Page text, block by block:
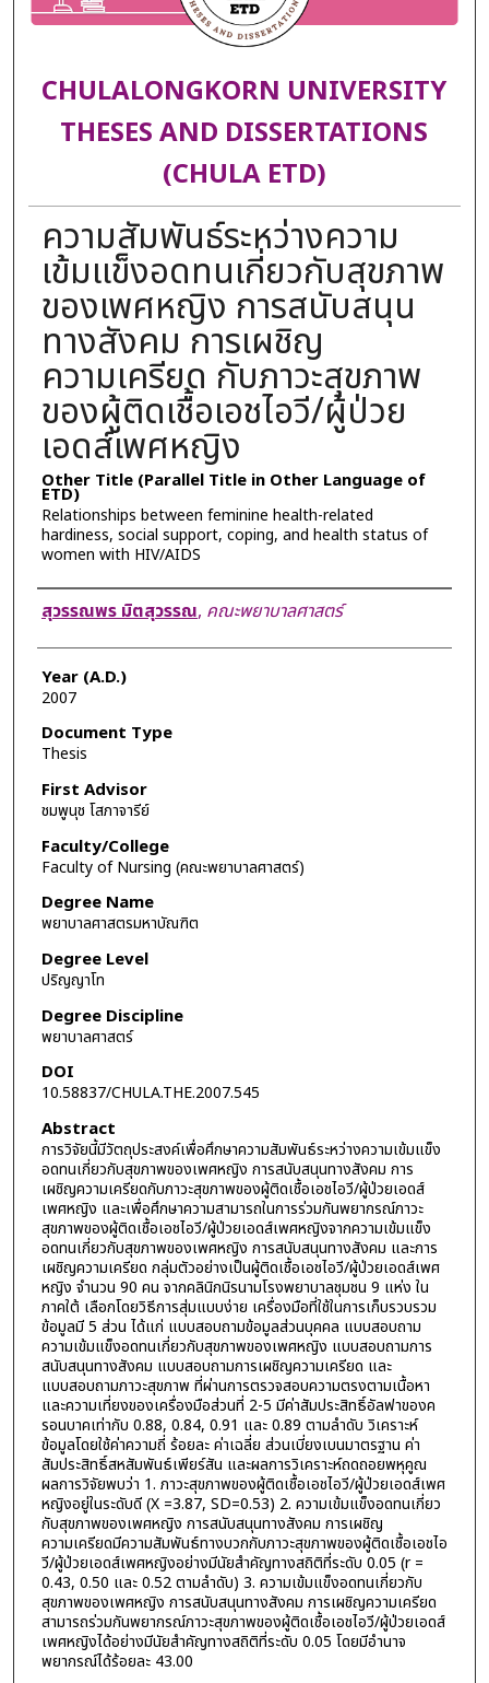
CHULALONGKORN UNIVERSITY
THESES AND DISSERTATIONS
(CHULA ETD)
ความสัมพันธ์ระหว่างความ
เข้มแข็งอดทนเกี่ยวกับสุขภาพ
ของเพศหญิง การสนับสนุน
ทางสังคม การเผชิญ
ความเครียด กับภาวะสุขภาพ
ของผู้ติดเชื้อเอชไอวี/ผู้ป่วย
เอดส์เพศหญิง
Other Title (Parallel Title in Other Language of
ETD)
Relationships between feminine health-related
hardiness, social support, coping, and health status of
women with HIV/AIDS
Author
สุวรรณพร มิตสุวรรณ, คณะพยาบาลศาสตร์
Year (A.D.)
2007
Document Type
Thesis
First Advisor
ชมพูนุช โสภาจารีย์
Faculty/College
Faculty of Nursing (คณะพยาบาลศาสตร์)
Degree Name
พยาบาลศาสตรมหาบัณฑิต
Degree Level
ปริญญาโท
Degree Discipline
พยาบาลศาสตร์
DOI
10.58837/CHULA.THE.2007.545
Abstract
การวิจัยนี้มีวัตถุประสงค์เพื่อศึกษาความสัมพันธ์ระหว่างความเข้มแข็ง
อดทนเกี่ยวกับสุขภาพของเพศหญิง การสนับสนุนทางสังคม การ
เผชิญความเครียดกับภาวะสุขภาพของผู้ติดเชื้อเอชไอวี/ผู้ป่วยเอดส์
เพศหญิง และเพื่อศึกษาความสามารถในการร่วมกันพยากรณ์ภาวะ
สุขภาพของผู้ติดเชื้อเอชไอวี/ผู้ป่วยเอดส์เพศหญิงจากความเข้มแข็ง
อดทนเกี่ยวกับสุขภาพของเพศหญิง การสนับสนุนทางสังคม และการ
เผชิญความเครียด กลุ่มตัวอย่างเป็นผู้ติดเชื้อเอชไอวี/ผู้ป่วยเอดส์เพศ
หญิง จำนวน 90 คน จากคลินิกนิรนามโรงพยาบาลชุมชน 9 แห่ง ใน
ภาคใต้ เลือกโดยวิธีการสุ่มแบบง่าย เครื่องมือที่ใช้ในการเก็บรวบรวม
ข้อมูลมี 5 ส่วน ได้แก่ แบบสอบถามข้อมูลส่วนบุคคล แบบสอบถาม
ความเข้มแข็งอดทนเกี่ยวกับสุขภาพของเพศหญิง แบบสอบถามการ
สนับสนุนทางสังคม แบบสอบถามการเผชิญความเครียด และ
แบบสอบถามภาวะสุขภาพ ที่ผ่านการตรวจสอบความตรงตามเนื้อหา
และความเที่ยงของเครื่องมือส่วนที่ 2-5 มีค่าสัมประสิทธิ์อัลฟาของค
รอนบาคเท่ากับ 0.88, 0.84, 0.91 และ 0.89 ตามลำดับ วิเคราะห์
ข้อมูลโดยใช้ค่าความถี่ ร้อยละ ค่าเฉลี่ย ส่วนเบี่ยงเบนมาตรฐาน ค่า
สัมประสิทธิ์สหสัมพันธ์เพียร์สัน และผลการวิเคราะห์ถดถอยพหุคูณ
ผลการวิจัยพบว่า 1. ภาวะสุขภาพของผู้ติดเชื้อเอชไอวี/ผู้ป่วยเอดส์เพศ
หญิงอยู่ในระดับดี (X =3.87, SD=0.53) 2. ความเข้มแข็งอดทนเกี่ยว
กับสุขภาพของเพศหญิง การสนับสนุนทางสังคม การเผชิญ
ความเครียดมีความสัมพันธ์ทางบวกกับภาวะสุขภาพของผู้ติดเชื้อเอชไอ
วี/ผู้ป่วยเอดส์เพศหญิงอย่างมีนัยสำคัญทางสถิติที่ระดับ 0.05 (r =
0.43, 0.50 และ 0.52 ตามลำดับ) 3. ความเข้มแข็งอดทนเกี่ยวกับ
สุขภาพของเพศหญิง การสนับสนุนทางสังคม การเผชิญความเครียด
สามารถร่วมกันพยากรณ์ภาวะสุขภาพของผู้ติดเชื้อเอชไอวี/ผู้ป่วยเอดส์
เพศหญิงได้อย่างมีนัยสำคัญทางสถิติที่ระดับ 0.05 โดยมีอำนาจ
พยากรณ์ได้ร้อยละ 43.00